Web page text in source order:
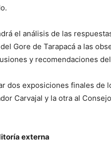
el análisis de las
Gore de Tarapacá a las
y recomendaciones
dos exposiciones finales de
Carvajal y la otra al
externa